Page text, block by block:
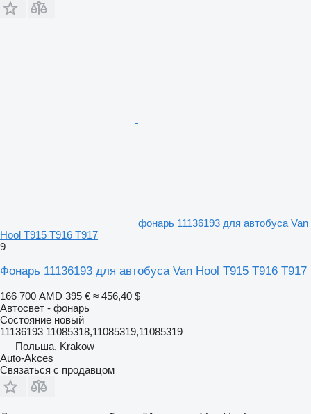
фонарь 11136193 для автобуса Van
Hool T915 T916 T917
9
Фонарь 11136193 для автобуса Van Hool T915 T916 T917
166 700 AMD 395 € ≈ 456,40 $
Автосвет - фонарь
Состояние новый
11136193 11085318,11085319,11085319
Польша, Krakow
Auto-Akces
Связаться с продавцом